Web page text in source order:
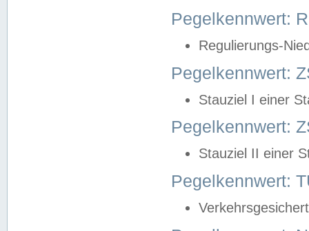
Pegelkennwert:
Regulierungs-
Pegelkennwert:
Stauziel I einer
Pegelkennwert:
Stauziel II einer
Pegelkennwert: